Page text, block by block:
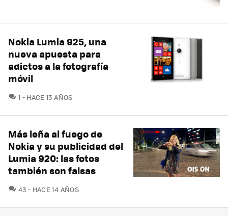
Nokia Lumia 925, una
nueva apuesta para
adictos a la fotografía
móvil
1 COMENTARIOS
HACE 13 AÑOS
Más leña al fuego de
Nokia y su publicidad del
Lumia 920: las fotos
también son falsas
43 COMENTARIOS
HACE 14 AÑOS